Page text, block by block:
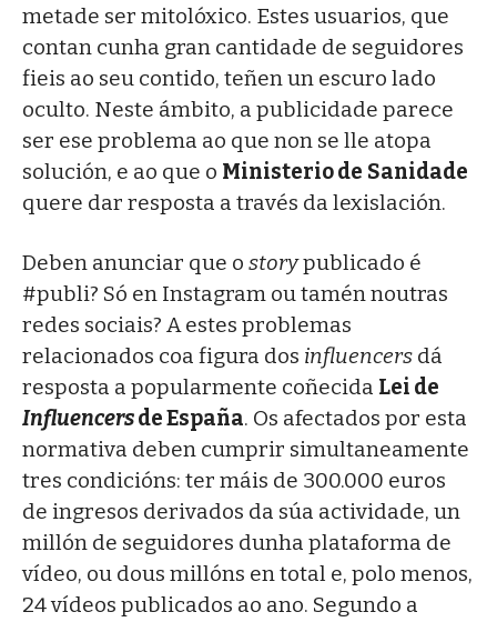
metade ser mitolóxico. Estes usuarios, que
contan cunha gran cantidade de seguidores
fieis ao seu contido, teñen un escuro lado
oculto. Neste ámbito, a publicidade parece
ser ese problema ao que non se lle atopa
solución, e ao que o Ministerio de Sanidade
quere dar resposta a través da lexislación.
Deben anunciar que o storypublicado é
#publi? Só en Instagram ou tamén noutras
redes sociais? A estes problemas
relacionados coa figura dos influencers dá
resposta a popularmente coñecida Lei de
Influencersde España. Os afectados por esta
normativa deben cumprir simultaneamente
tres condicións: ter máis de 300.000 euros
de ingresos derivados da súa actividade, un
millón de seguidores dunha plataforma de
vídeo, ou dous millóns en total e, polo menos,
24 vídeos publicados ao ano. Segundo a